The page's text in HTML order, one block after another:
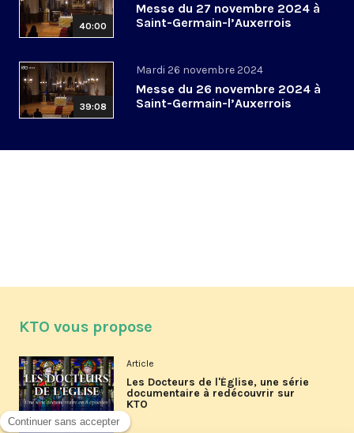
40:00
Messe du 27 novembre 2024 à
Saint-Germain-l’Auxerrois
39:08
Mardi 26 novembre 2024
Messe du 26 novembre 2024 à
Saint-Germain-l’Auxerrois
KTO vous propose
Article
Les Docteurs de l'Église, une série
documentaire à redécouvrir sur
KTO